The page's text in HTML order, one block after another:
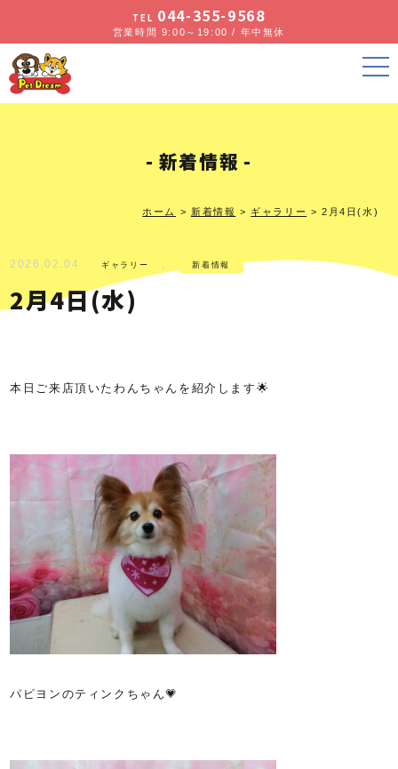
TEL 044-355-9568
営業時間 9:00～19:00 / 年中無休
新着情報
ホーム > 新着情報 > ギャラリー > 2月4日(水)
2026.02.04 ギャラリー 新着情報
2月4日(水)
本日ご来店頂いたわんちゃんを紹介します🌟
パピヨンのティンクちゃん💗